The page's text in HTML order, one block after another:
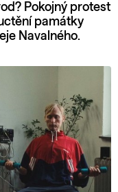
Pokojný protest
památky
Navalného.